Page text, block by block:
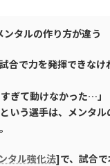
タルの作り方が違う
合で力を発揮できなけ
すぎて動けなかった…
いう選手は、メンタル
タル強化法]で、試合